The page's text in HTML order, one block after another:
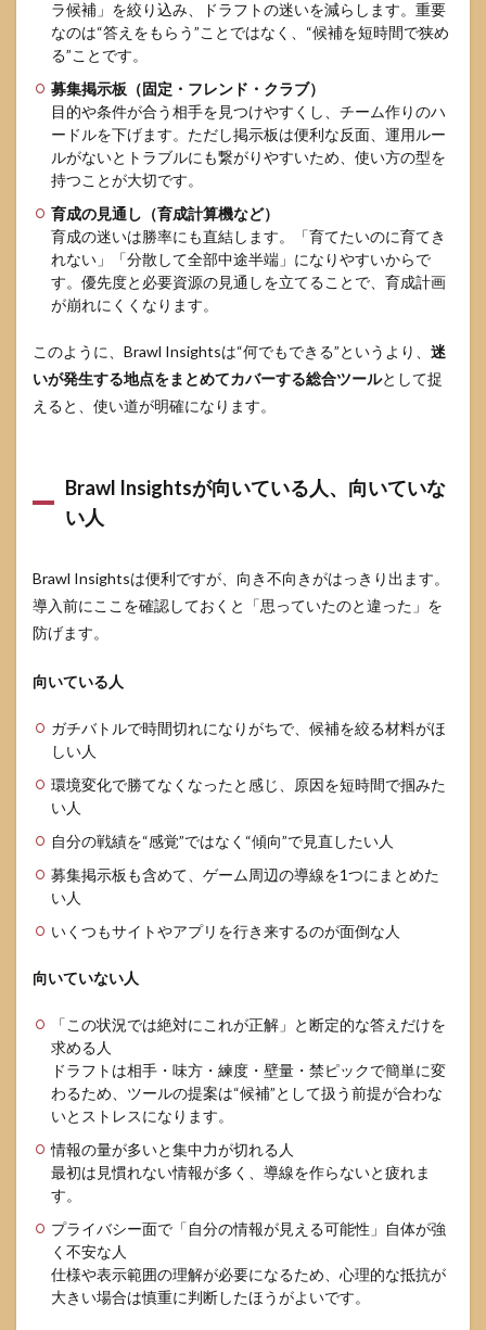
を安全
に使う
5.1
募集
条件
の作
り方
と地
雷回
避
5.2
トラ
ブル
を避
ため
の運
用ル
ール
Insights
の安全
性とプ
安の整
6.1
報が
るの
か
安の
正
見ら
れた
くな
い場
現実
対処
7
Brawl
Insights
と他ツ
比較
Insights
と
Brawl
Status
の違い
ラ候補」を絞り込み、ドラフトの迷いを減らします。重要
なのは“答えをもらう”ことではなく、“候補を短時間で狭め
る”ことです。
募集掲示板（固定・フレンド・クラブ）
目的や条件が合う相手を見つけやすくし、チーム作りのハ
ードルを下げます。ただし掲示板は便利な反面、運用ルー
ルがないとトラブルにも繋がりやすいため、使い方の型を
持つことが大切です。
育成の見通し（育成計算機など）
育成の迷いは勝率にも直結します。「育てたいのに育てき
れない」「分散して全部中途半端」になりやすいからで
す。優先度と必要資源の見通しを立てることで、育成計画
が崩れにくくなります。
このように、Brawl Insightsは“何でもできる”というより、 迷
いが発生する地点をまとめてカバーする総合ツールとして捉
えると、使い道が明確になります。
Brawl Insightsが向いている人、向いていな
い人
Brawl Insightsは便利ですが、向き不向きがはっきり出ます。
導入前にここを確認しておくと「思っていたのと違った」を
防げます。
向いている人
ガチバトルで時間切れになりがちで、候補を絞る材料がほ
しい人
環境変化で勝てなくなったと感じ、原因を短時間で掴みた
い人
自分の戦績を“感覚”ではなく“傾向”で見直したい人
募集掲示板も含めて、ゲーム周辺の導線を1つにまとめた
い人
いくつもサイトやアプリを行き来するのが面倒な人
向いていない人
「この状況では絶対にこれが正解」と断定的な答えだけを
求める人
ドラフトは相手・味方・練度・壁量・禁ピックで簡単に変
わるため、ツールの提案は“候補”として扱う前提が合わな
いとストレスになります。
情報の量が多いと集中力が切れる人
最初は見慣れない情報が多く、導線を作らないと疲れま
す。
プライバシー面で「自分の情報が見える可能性」自体が強
く不安な人
仕様や表示範囲の理解が必要になるため、心理的な抵抗が
大きい場合は慎重に判断したほうがよいです。